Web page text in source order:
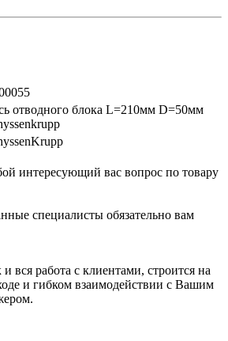
отводного блока L=210мм D=50мм
интересующий вас вопрос по товару
специалисты обязательно вам
вся работа с клиентами, строится на
и гибком взаимодействии с Вашим